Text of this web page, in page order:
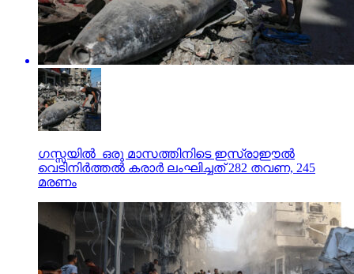
ഗസ്സയില്‍ ഒരു മാസത്തിനിടെ ഇസ്രാഈല്‍
വെടിനിര്‍ത്തല്‍ കരാര്‍ ലംഘിച്ചത് 282 തവണ, 245
മരണം